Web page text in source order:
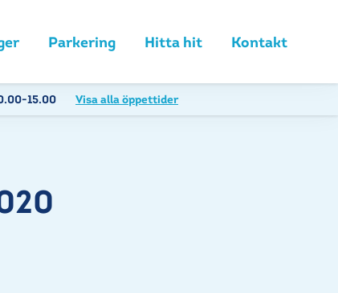
Parkering Hitta hit Kontakt
15.00 Visa alla öppettider